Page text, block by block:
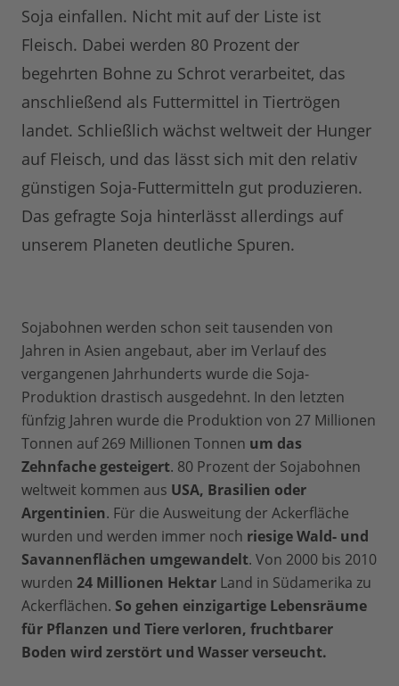
Soja einfallen. Nicht mit auf der Liste ist
Fleisch. Dabei werden 80 Prozent der
begehrten Bohne zu Schrot verarbeitet, das
anschließend als Futtermittel in Tiertrögen
landet. Schließlich wächst weltweit der Hunger
auf Fleisch, und das lässt sich mit den relativ
günstigen Soja-Futtermitteln gut produzieren.
Das gefragte Soja hinterlässt allerdings auf
unserem Planeten deutliche Spuren.
Sojabohnen werden schon seit tausenden von
Jahren in Asien angebaut, aber im Verlauf des
vergangenen Jahrhunderts wurde die Soja-
Produktion drastisch ausgedehnt. In den letzten
fünfzig Jahren wurde die Produktion von 27 Millionen
Tonnen auf 269 Millionen Tonnen um das
Zehnfache gesteigert. 80 Prozent der Sojabohnen
weltweit kommen aus USA, Brasilien oder
Argentinien. Für die Ausweitung der Ackerfläche
wurden und werden immer noch riesige Wald- und
Savannenflächen umgewandelt. Von 2000 bis 2010
wurden 24 Millionen Hektar Land in Südamerika zu
Ackerflächen. So gehen einzigartige Lebensräume
für Pflanzen und Tiere verloren, fruchtbarer
Boden wird zerstört und Wasser verseucht.